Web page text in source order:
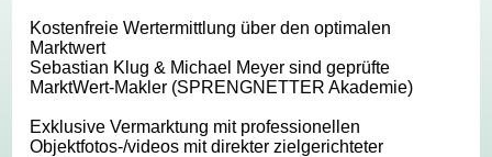
Kostenfreie Wertermittlung über den optimalen
Marktwert
Sebastian Klug & Michael Meyer sind geprüfte
MarktWert-Makler (SPRENGNETTER Akademie)
Exklusive Vermarktung mit professionellen
Objektfotos-/videos mit direkter zielgerichteter